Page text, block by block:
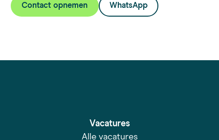
Contact opnemen WhatsApp
Vacatures
Alle vacatures